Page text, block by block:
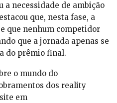
a necessidade de ambição
que, nesta fase, a
que nenhum competidor
que a jornada apenas se
do prêmio final.
o mundo do
dos reality
em